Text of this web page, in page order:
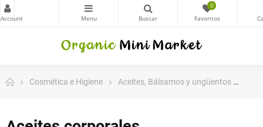
0
Cosmética e Higiene Aceites, Bálsamos y ungüentos